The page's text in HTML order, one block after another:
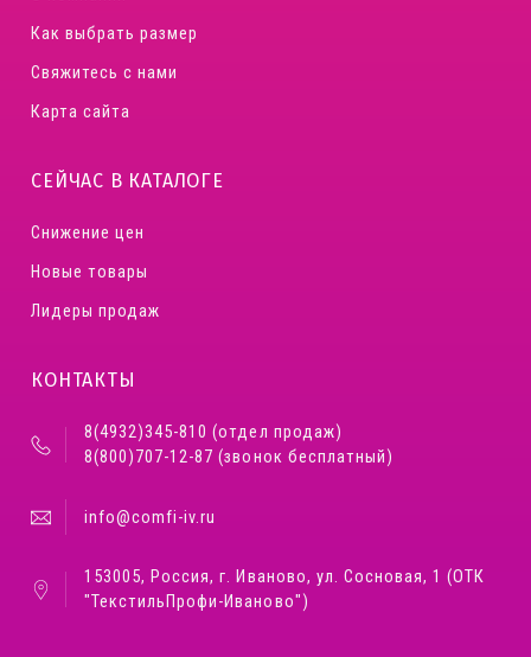
Как выбрать размер
Свяжитесь с нами
Карта сайта
СЕЙЧАС В КАТАЛОГЕ
Снижение цен
Новые товары
Лидеры продаж
КОНТАКТЫ
8(4932)345-810 (отдел продаж)
8(800)707-12-87 (звонок бесплатный)
info@comfi-iv.ru
153005, Россия, г. Иваново, ул. Сосновая, 1 (ОТК
"ТекстильПрофи-Иваново")